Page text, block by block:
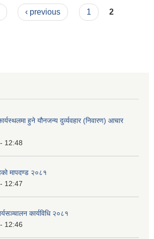
‹ previous 1 2
हुने यौनजन्य दुर्व्यवहार (निवारण) आचार
12:48
मापदण्ड २०८१
12:47
कार्यविधि २०८१
12:46